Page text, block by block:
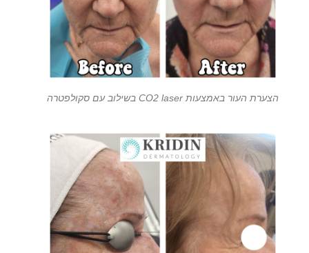
הצערת העור באמצעות CO2 laser בשילוב עם סקולפטרה